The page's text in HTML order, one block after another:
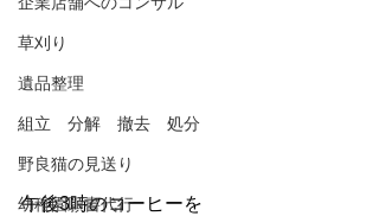
草刈り
遺品整理
組立 分解 撤去 処分
野良猫の見送り
幼稚園願書代行
午後3時のコーヒーを